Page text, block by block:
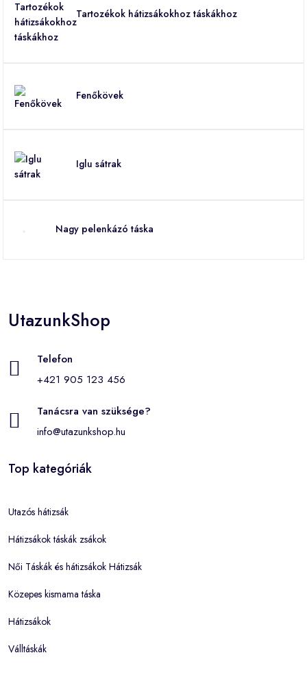
Tartozékok hátizsákokhoz táskákhoz
Fenőkövek
Iglu sátrak
Nagy pelenkázó táska
UtazunkShop
Telefon
+421 905 123 456
Tanácsra van szüksége?
info@utazunkshop.hu
Top kategóriák
Utazós hátizsák
Hátizsákok táskák zsákok
Női Táskák és hátizsákok Hátizsák
Közepes kismama táska
Hátizsákok
Válltáskák